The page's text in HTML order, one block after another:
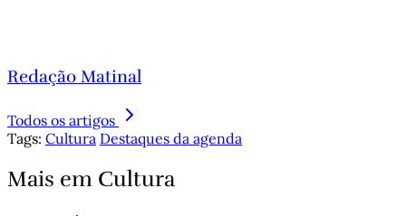
Redação Matinal
Todos os artigos
Tags: Cultura Destaques da agenda
Mais em Cultura